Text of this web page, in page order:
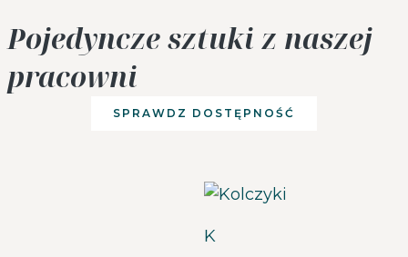
Pojedyncze sztuki z naszej
pracowni
SPRAWDZ DOSTĘPNOŚĆ
K